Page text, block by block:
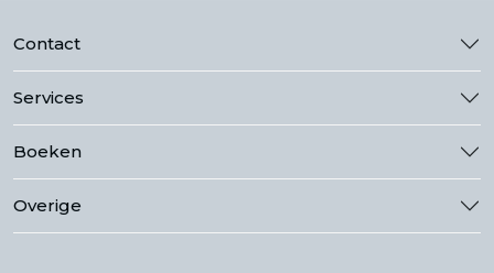
Contact
Services
Boeken
Overige